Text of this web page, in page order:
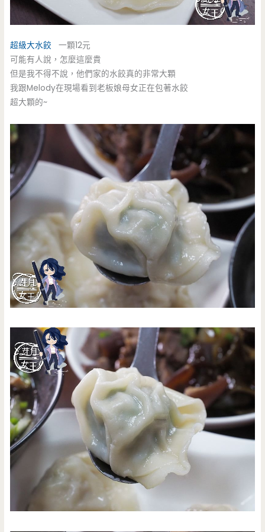
超級大水餃 一顆12元
可能有人說，怎麼這麼貴
但是我不得不說，他們家的水餃真的非常大顆
我跟Melody在現場看到老板娘母女正在包著水餃
超大顆的~